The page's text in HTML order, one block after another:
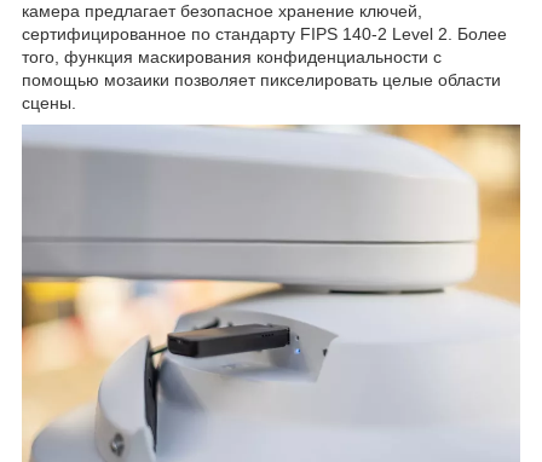
камера предлагает безопасное хранение ключей,
сертифицированное по стандарту FIPS 140-2 Level 2. Более
того, функция маскирования конфиденциальности с
помощью мозаики позволяет пикселировать целые области
сцены.